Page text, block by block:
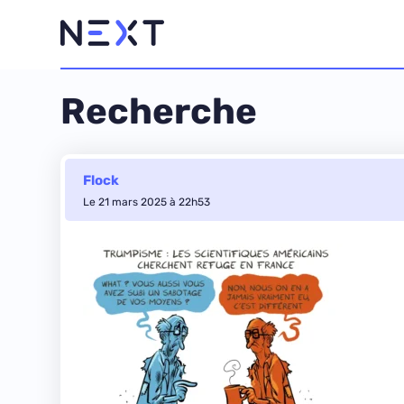
Recherche
Flock
Le 21 mars 2025 à 22h53